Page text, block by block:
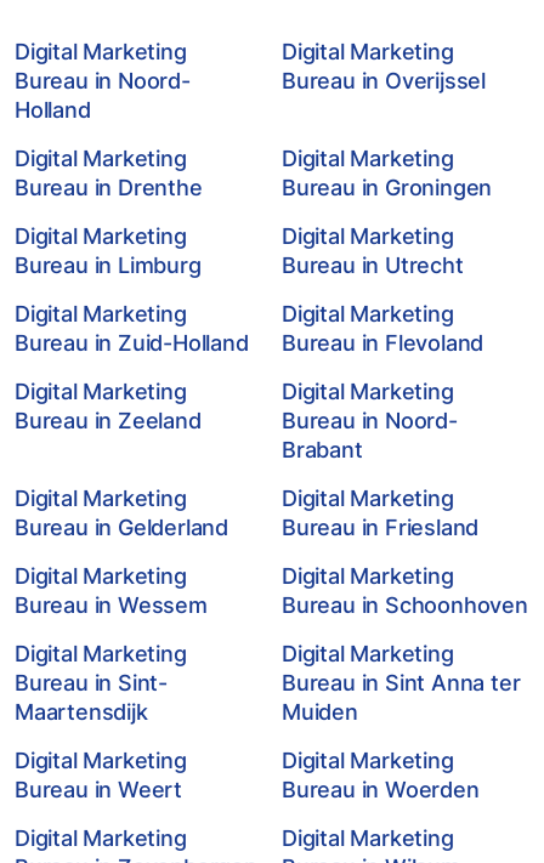
Digital Marketing
Bureau in Noord-
Holland
Digital Marketing
Bureau in Overijssel
Digital Marketing
Bureau in Drenthe
Digital Marketing
Bureau in Groningen
Digital Marketing
Bureau in Limburg
Digital Marketing
Bureau in Utrecht
Digital Marketing
Bureau in Zuid-Holland
Digital Marketing
Bureau in Flevoland
Digital Marketing
Bureau in Zeeland
Digital Marketing
Bureau in Noord-
Brabant
Digital Marketing
Bureau in Gelderland
Digital Marketing
Bureau in Friesland
Digital Marketing
Bureau in Wessem
Digital Marketing
Bureau in Schoonhoven
Digital Marketing
Bureau in Sint-
Maartensdijk
Digital Marketing
Bureau in Sint Anna ter
Muiden
Digital Marketing
Bureau in Weert
Digital Marketing
Bureau in Woerden
Digital Marketing
Digital Marketing